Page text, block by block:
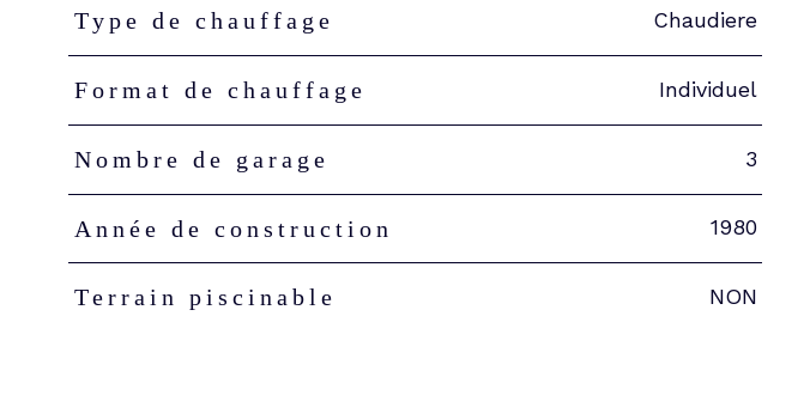
Type de chauffage Chaudiere
Format de chauffage Individuel
Nombre de garage 3
Année de construction 1980
Terrain piscinable NON